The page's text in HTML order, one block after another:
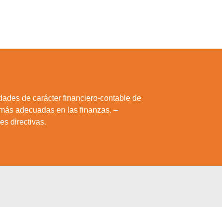
de carácter financiero-contable de
adecuadas en las finanzas. –
directivas.